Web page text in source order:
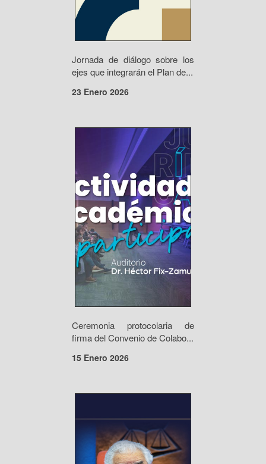
Jornada de diálogo sobre los
ejes que integrarán el Plan de...
23 Enero 2026
Ceremonia protocolaria de
firma del Convenio de Colabo...
15 Enero 2026